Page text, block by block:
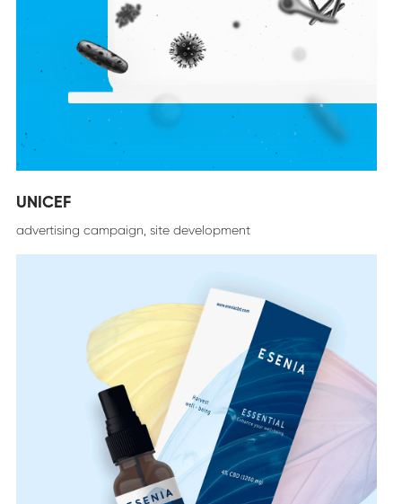
UNICEF
advertising campaign, site development